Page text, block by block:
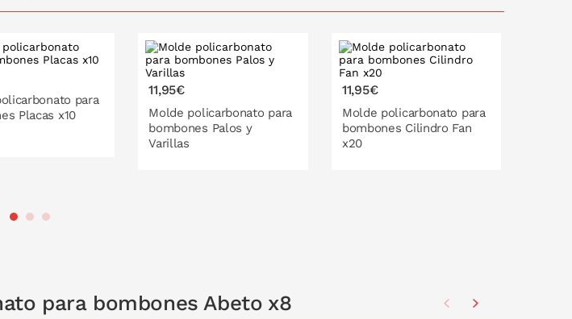
para
Placas x10
EN LA CESTA
11,95€
Molde policarbonato para
bombones Palos y
Varillas
11,95€
Molde policarbonato para
bombones Cilindro Fan
x20
para bombones Abeto x8